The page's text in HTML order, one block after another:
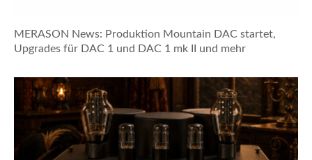
MERASON News: Produktion Mountain DAC startet,
Upgrades für DAC 1 und DAC 1 mk II und mehr